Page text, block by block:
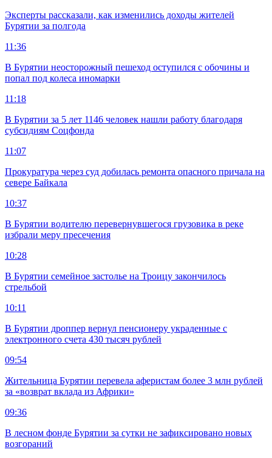
Эксперты рассказали, как изменились доходы жителей
Бурятии за полгода
11:36
В Бурятии неосторожный пешеход оступился с обочины и
попал под колеса иномарки
11:18
В Бурятии за 5 лет 1146 человек нашли работу благодаря
субсидиям Соцфонда
11:07
Прокуратура через суд добилась ремонта опасного причала на
севере Байкала
10:37
В Бурятии водителю перевернувшегося грузовика в реке
избрали меру пресечения
10:28
В Бурятии семейное застолье на Троицу закончилось
стрельбой
10:11
В Бурятии дроппер вернул пенсионеру украденные с
электронного счета 430 тысяч рублей
09:54
Жительница Бурятии перевела аферистам более 3 млн рублей
за «возврат вклада из Африки»
09:36
В лесном фонде Бурятии за сутки не зафиксировано новых
возгораний